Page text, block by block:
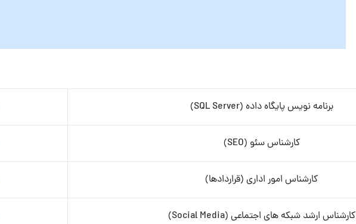
برنامه نویس پایگاه داده (SQL Server)
کارشناس سئو (SEO)
کارشناس امور اداری (قراردادها)
کارشناس ارشد شبکه های اجتماعی (Social Media)